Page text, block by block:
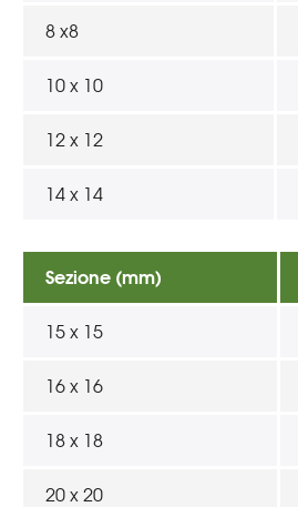
8 x8
10 x 10
12 x 12
14 x 14
Sezione (mm)
15 x 15
16 x 16
18 x 18
20 x 20